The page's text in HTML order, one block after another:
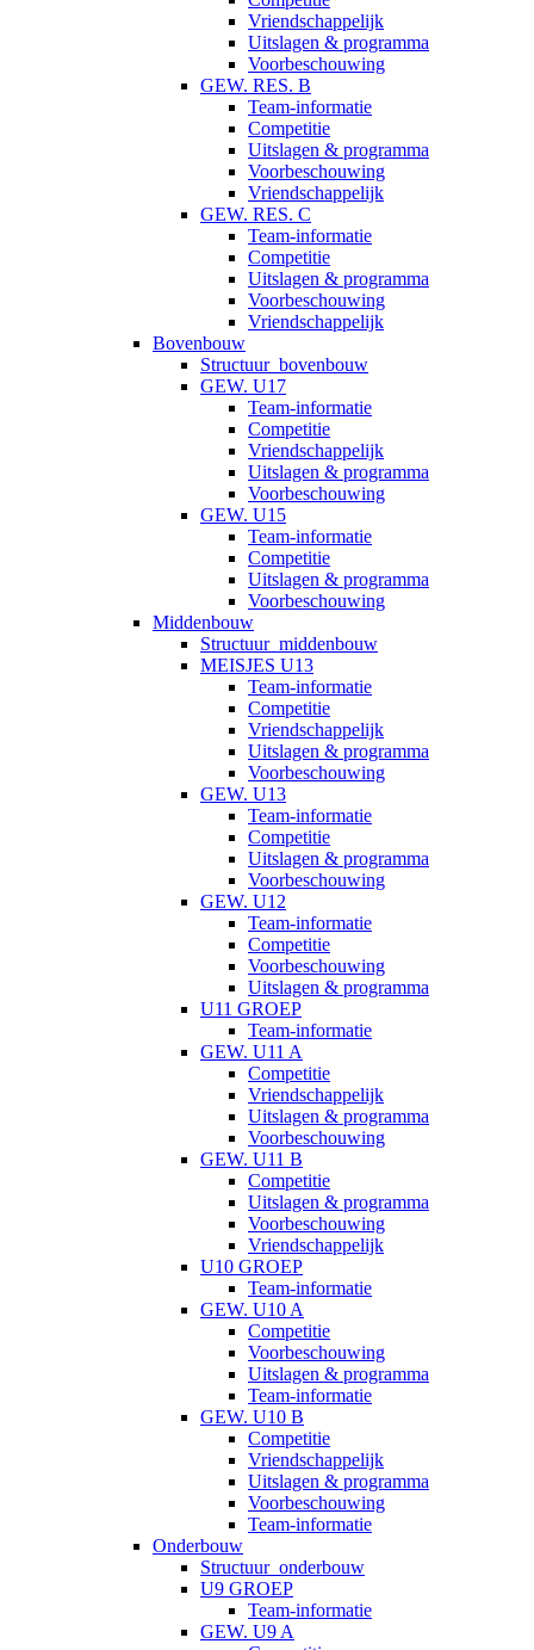
Vriendschappelijk
Uitslagen & programma
Voorbeschouwing
GEW. RES. B
Team-informatie
Competitie
Uitslagen & programma
Voorbeschouwing
Vriendschappelijk
GEW. RES. C
Team-informatie
Competitie
Uitslagen & programma
Voorbeschouwing
Vriendschappelijk
Bovenbouw
Structuur_bovenbouw
GEW. U17
Team-informatie
Competitie
Vriendschappelijk
Uitslagen & programma
Voorbeschouwing
GEW. U15
Team-informatie
Competitie
Uitslagen & programma
Voorbeschouwing
Middenbouw
Structuur_middenbouw
MEISJES U13
Team-informatie
Competitie
Vriendschappelijk
Uitslagen & programma
Voorbeschouwing
GEW. U13
Team-informatie
Competitie
Uitslagen & programma
Voorbeschouwing
GEW. U12
Team-informatie
Competitie
Voorbeschouwing
Uitslagen & programma
U11 GROEP
Team-informatie
GEW. U11 A
Competitie
Vriendschappelijk
Uitslagen & programma
Voorbeschouwing
GEW. U11 B
Competitie
Uitslagen & programma
Voorbeschouwing
Vriendschappelijk
U10 GROEP
Team-informatie
GEW. U10 A
Competitie
Voorbeschouwing
Uitslagen & programma
Team-informatie
GEW. U10 B
Competitie
Vriendschappelijk
Uitslagen & programma
Voorbeschouwing
Team-informatie
Onderbouw
Structuur_onderbouw
U9 GROEP
Team-informatie
GEW. U9 A